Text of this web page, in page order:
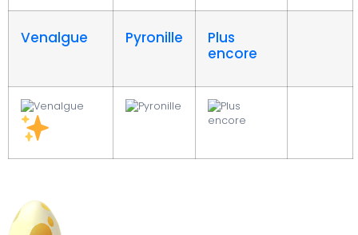
Venalgue Pyronille
Plus
encore